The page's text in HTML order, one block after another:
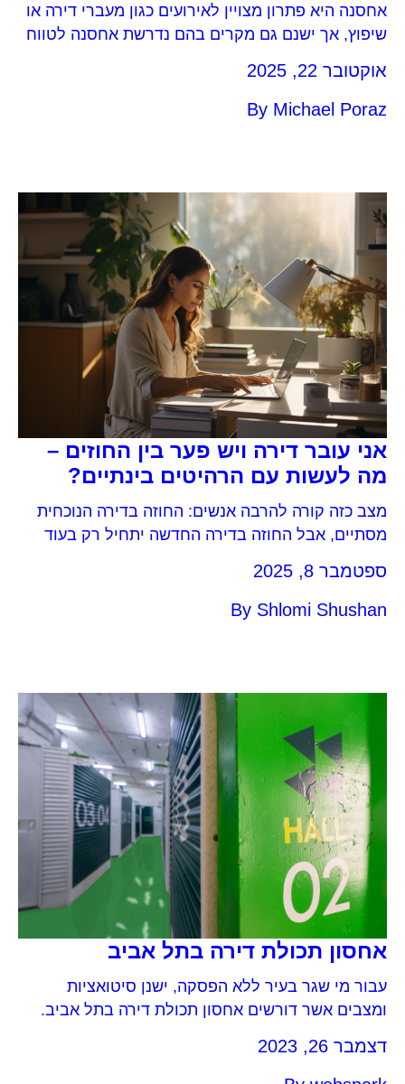
אחסנה היא פתרון מצויין לאירועים כגון מעברי דירה או
שיפוץ, אך ישנם גם מקרים בהם נדרשת אחסנה לטווח
מתארכת מעבר לצפוי, כגון אחסון תכולת דירה במעבר
בין דירות. בין מקרים אלה ניתן לציין אחסון דירה בזמן
אוקטובר 22, 2025
By Michael Poraz
אני עובר דירה ויש פער בין החוזים –
מה לעשות עם הרהיטים בינתיים?
מצב כזה קורה להרבה אנשים: החוזה בדירה הנוכחית
מסתיים, אבל החוזה בדירה החדשה יתחיל רק בעוד
במקום להיכנס ללחץ – כדאי להכיר את האפשרויות,
ובמיוחד את תחום אחסון תכולת הדירה, שמספק פתרון
ספטמבר 8, 2025
By Shlomi Shushan
אחסון תכולת דירה בתל אביב
עבור מי שגר בעיר ללא הפסקה, ישנן סיטואציות
ומצבים אשר דורשים אחסון תכולת דירה בתל אביב.
הדירה, רילוקיישן למטרות עבודה, נסיעה ארוכה לחו”ל
או חזרה לבית ההורים לתקופה מסוימת – ישנן נסיבות
דצמבר 26, 2023